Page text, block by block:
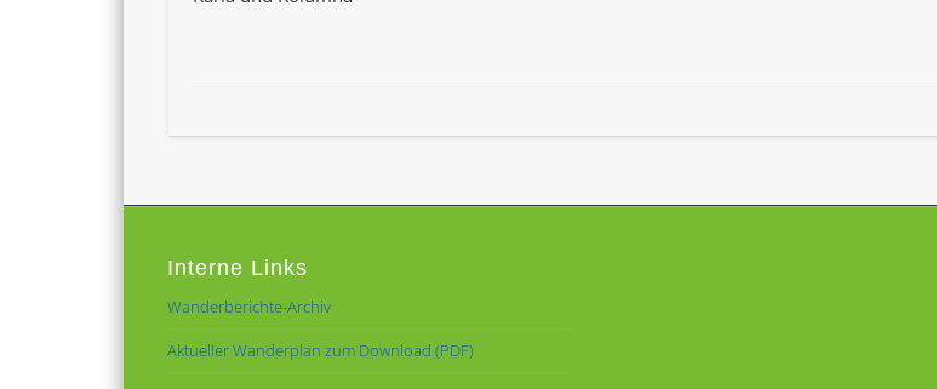
Interne Links
Wanderberichte-Archiv
Aktueller Wanderplan zum Download (PDF)